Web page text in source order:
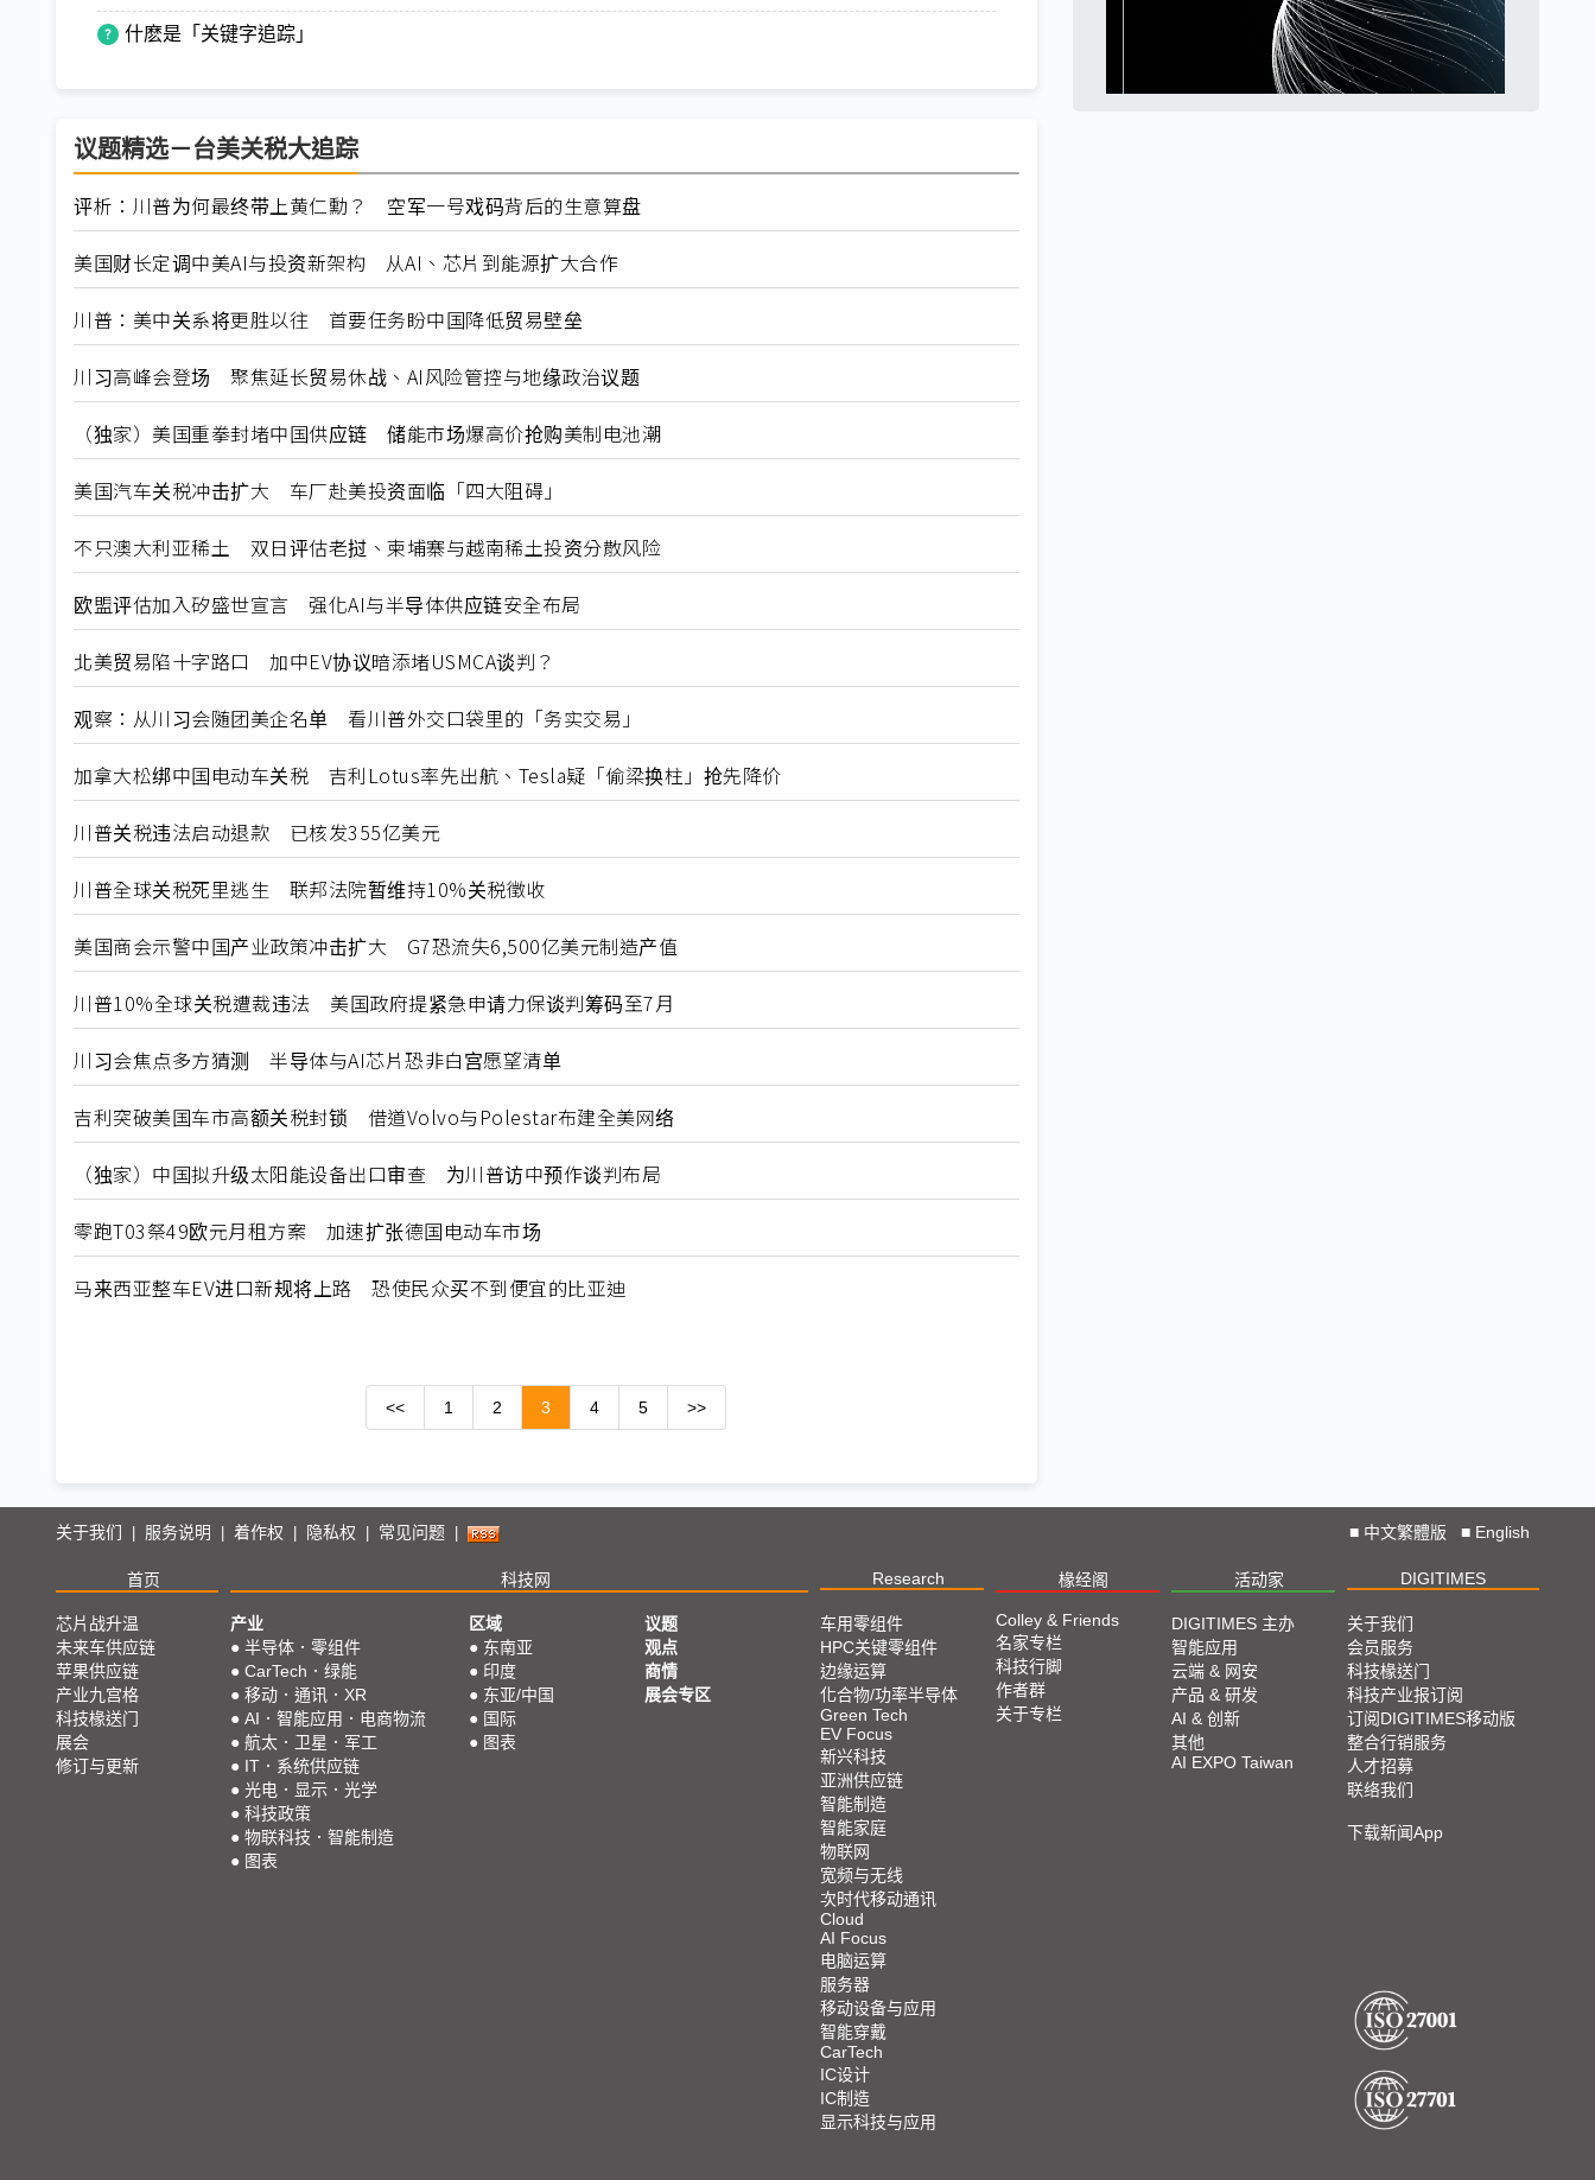
什麽是「关键字追踪」
议题精选－台美关税大追踪
评析：川普为何最终带上黄仁勳？ 空军一号戏码背后的生意算盘
美国财长定调中美AI与投资新架构 从AI、芯片到能源扩大合作
川普：美中关系将更胜以往 首要任务盼中国降低贸易壁垒
川习高峰会登场 聚焦延长贸易休战、AI风险管控与地缘政治议题
（独家）美国重拳封堵中国供应链 储能市场爆高价抢购美制电池潮
美国汽车关税冲击扩大 车厂赴美投资面临「四大阻碍」
不只澳大利亚稀土 双日评估老挝、柬埔寨与越南稀土投资分散风险
欧盟评估加入矽盛世宣言 强化AI与半导体供应链安全布局
北美贸易陷十字路口 加中EV协议暗添堵USMCA谈判？
观察：从川习会随团美企名单 看川普外交口袋里的「务实交易」
加拿大松绑中国电动车关税 吉利Lotus率先出航、Tesla疑「偷梁换柱」抢先降价
川普关税违法启动退款 已核发355亿美元
川普全球关税死里逃生 联邦法院暂维持10%关税徵收
美国商会示警中国产业政策冲击扩大 G7恐流失6,500亿美元制造产值
川普10%全球关税遭裁违法 美国政府提紧急申请力保谈判筹码至7月
川习会焦点多方猜测 半导体与AI芯片恐非白宫愿望清单
吉利突破美国车市高额关税封锁 借道Volvo与Polestar布建全美网络
（独家）中国拟升级太阳能设备出口审查 为川普访中预作谈判布局
零跑T03祭49欧元月租方案 加速扩张德国电动车市场
马来西亚整车EV进口新规将上路 恐使民众买不到便宜的比亚迪
<< 1 2 3 4 5 >>
关于我们 服务说明 着作权 隐私权 常见问题 ■ 中文繁體版 ■ English
首页 科技网 Research 椽经阁 活动家 DIGITIMES
芯片战升温
未来车供应链
苹果供应链
产业九宫格
科技椽送门
展会
修订与更新
产业
● 半导体．零组件
● CarTech．绿能
● 移动．通讯．XR
● AI．智能应用．电商物流
● 航太．卫星．军工
● IT．系统供应链
● 光电．显示．光学
● 科技政策
● 物联科技．智能制造
● 图表
区域
● 东南亚
● 印度
● 东亚/中国
● 国际
● 图表
议题
观点
商情
展会专区
车用零组件
HPC关键零组件
边缘运算
化合物/功率半导体
Green Tech
EV Focus
新兴科技
亚洲供应链
智能制造
智能家庭
物联网
宽频与无线
次时代移动通讯
Cloud
AI Focus
电脑运算
服务器
移动设备与应用
智能穿戴
CarTech
IC设计
IC制造
显示科技与应用
Colley & Friends
名家专栏
科技行脚
作者群
关于专栏
DIGITIMES 主办
智能应用
云端 & 网安
产品 & 研发
AI & 创新
其他
AI EXPO Taiwan
关于我们
会员服务
科技椽送门
科技产业报订阅
订阅DIGITIMES移动版
整合行销服务
人才招募
联络我们
下载新闻App